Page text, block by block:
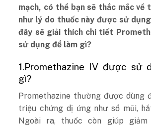
mạch, có thể bạn sẽ thắc mắc về
như lý do thuốc này được sử
đây sẽ giải thích chi tiết
sử dụng để làm gì?
1.Promethazine IV được sử
gì?
Promethazine thường được dùng
triệu chứng dị ứng như sổ mũi,
Ngoài ra, thuốc còn giúp giảm